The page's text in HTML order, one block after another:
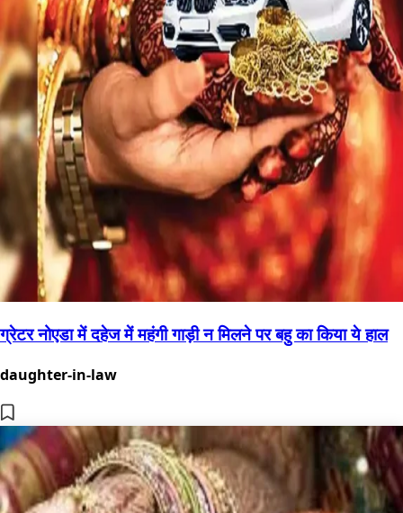
ग्रेटर नोएडा में दहेज में महंगी गाड़ी न मिलने पर बहु का किया ये हाल
daughter-in-law